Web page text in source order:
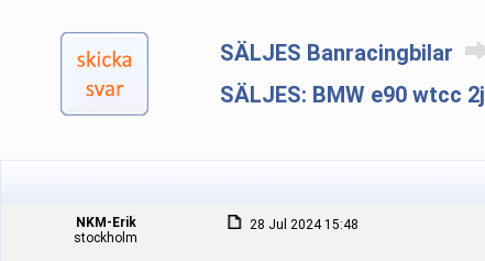
SÄLJES Banracingbilar
SÄLJES: BMW e90 wtcc
NKM-Erik
stockholm
28 Jul 2024 15:48